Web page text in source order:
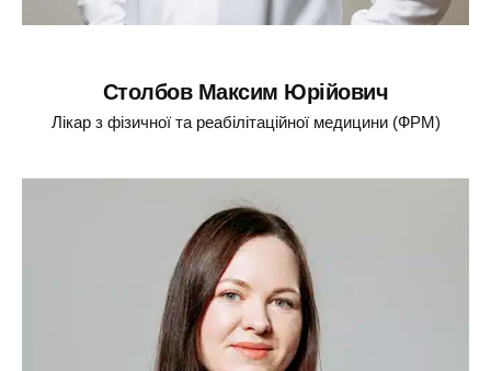
Столбов Максим Юрійович
Лікар з фізичної та реабілітаційної медицини (ФРМ)